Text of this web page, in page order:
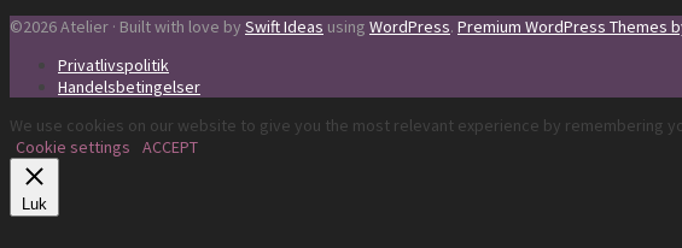
©2026 Atelier · Built with love by Swift Ideas using WordPress. Premium WordPress Themes
Privatlivspolitik
Handelsbetingelser
We use cookies on our website to give you the most relevant experience by remembering
Cookie settings
ACCEPT
Luk